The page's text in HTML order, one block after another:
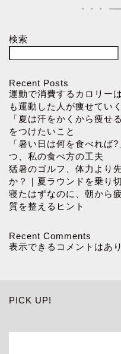
検索
Recent Posts
運動で消費するカロリー
も運動した人が痩せてい
「夏は汗をかくから痩せ
をつけたいこと
「暑い日は何を食べれば
つ、私の食べ方の工夫
猛暑のゴルフ、体力より
か？｜夏ラウンドを乗り
寝たはずなのに、朝から
質を整えるヒント
Recent Comments
表示できるコメントはあ
PICK UP!